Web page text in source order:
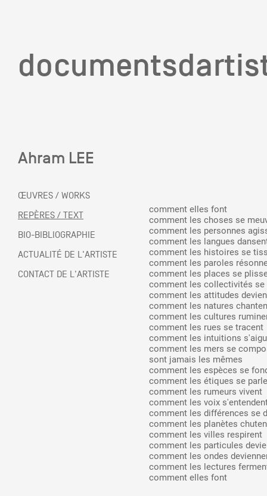
Mission
Équipe
Partenaires
Crédits
Actions
Documentation
Visites d'ateliers
Ahram LEE
ŒUVRES / WORKS
REPÈRES / TEXT
BIO-BIBLIOGRAPHIE
ACTUALITÉ DE L'ARTISTE
CONTACT DE L'ARTISTE
comment elles font
comment les choses se
comment les personnes
comment les langues
comment les histoires se
comment les paroles
comment les places se
comment les collectivités se
comment les attitudes
comment les natures
comment les cultures
comment les rues se tracent
comment les intuitions
comment les mers se
sont jamais les mêmes
comment les espèces se
comment les étiques se
comment les rumeurs vivent
comment les voix
comment les différences se
comment les planètes
comment les villes respirent
comment les particules
comment les ondes
comment les lectures
comment elles font